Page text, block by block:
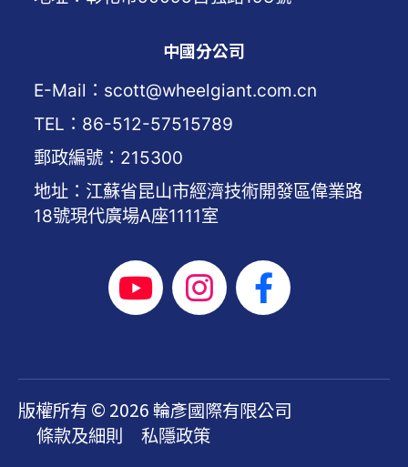
中國分公司
E-Mail：scott@wheelgiant.com.cn
TEL：86-512-57515789
郵政編號：215300
地址：江蘇省昆山市經濟技術開發區偉業路
18號現代廣場A座1111室
版權所有 © 2026 輪彥國際有限公司
條款及細則 私隱政策